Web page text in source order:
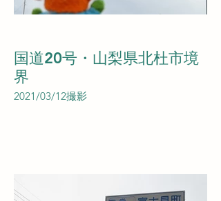
国道20号・山梨県北杜市境
界
2021/03/12撮影